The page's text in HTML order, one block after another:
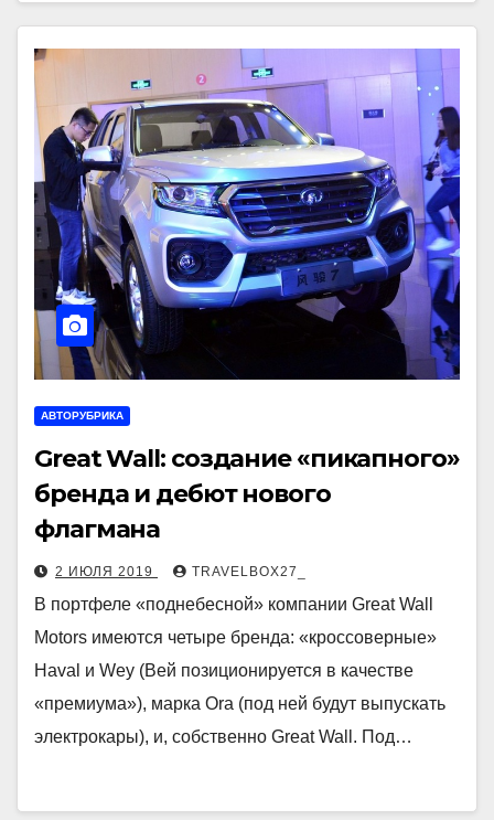
АВТОРУБРИКА
Great Wall: создание «пикапного»
бренда и дебют нового
флагмана
2 ИЮЛЯ 2019 TRAVELBOX27_
В портфеле «поднебесной» компании Great Wall
Motors имеются четыре бренда: «кроссоверные»
Haval и Wey (Вей позиционируется в качестве
«премиума»), марка Ora (под ней будут выпускать
электрокары), и, собственно Great Wall. Под…